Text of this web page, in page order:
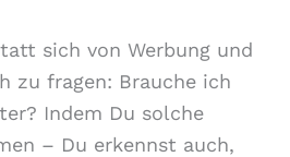
sich von Werbung und
zu fragen: Brauche ich
Indem Du solche
– Du erkennst auch,